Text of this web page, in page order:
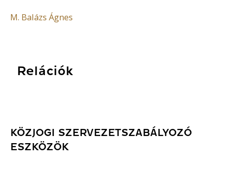
M. Balázs Ágnes
Relációk
KÖZJOGI SZERVEZETSZABÁLYOZÓ
ESZKÖZÖK